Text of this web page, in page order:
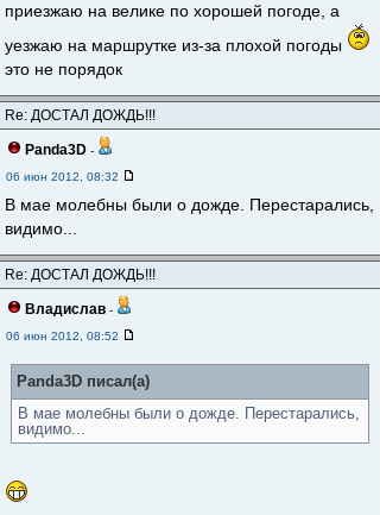
приезжаю на велике по хорошей погоде, а
уезжаю на маршрутке из-за плохой погоды
это не порядок
Re: ДОСТАЛ ДОЖДЬ!!!
Panda3D -
06 июн 2012, 08:32
В мае молебны были о дожде. Перестарались,
видимо...
Re: ДОСТАЛ ДОЖДЬ!!!
Владислав -
06 июн 2012, 08:52
Panda3D писал(а)
В мае молебны были о дожде. Перестарались,
видимо...